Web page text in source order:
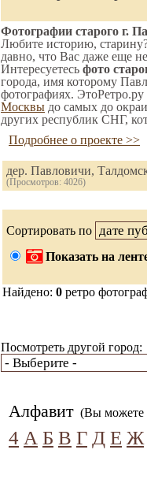
Фотографии старого г.
Любите историю,
давно, что Вас даже еще
Интересуетесь фото
города, имя которому
фотографиях.
Москвы до самых до
других республик СНГ,
Подробнее о проекте >>
дер. Павловичи,
(Просмотров: 4026)
Сортировать по
Показать на
Найдено: 0 ретро
Посмотреть другой город:
Алфавит (Вы можете
4 А Б В Г Д Е Ж